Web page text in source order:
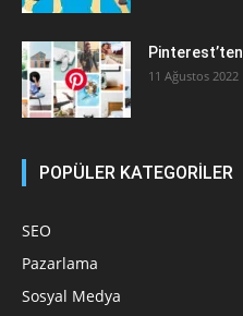
Pinterest’ten
11 Ağustos 2022
POPÜLER KATEGORİLER
SEO
Pazarlama
Sosyal Medya